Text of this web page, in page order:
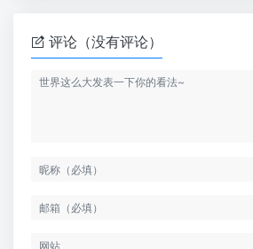
评论（没有评论）